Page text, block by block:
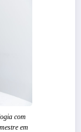
com
em